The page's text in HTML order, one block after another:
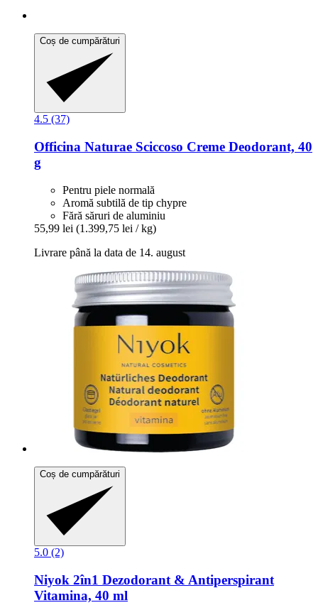
Coș de cumpărături
4.5 (37)
Officina Naturae Sciccoso Creme Deodorant, 40
g
Pentru piele normală
Aromă subtilă de tip chypre
Fără săruri de aluminiu
55,99 lei (1.399,75 lei / kg)
Livrare până la data de 14. august
Coș de cumpărături
5.0 (2)
Niyok 2în1 Dezodorant & Antiperspirant
Vitamina, 40 ml